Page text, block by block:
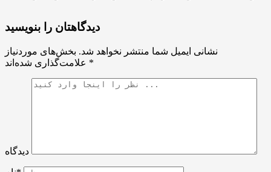
دیدگاهتان را بنویسید
نشانی ایمیل شما منتشر نخواهد شد. بخش‌های موردنیاز
*
دیدگاه